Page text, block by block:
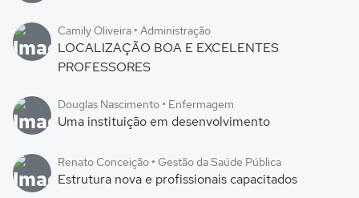
Camily Oliveira • Administração
LOCALIZAÇÃO BOA E EXCELENTES
PROFESSORES
Douglas Nascimento • Enfermagem
Uma instituição em desenvolvimento
Renato Conceição • Gestão da Saúde Pública
Estrutura nova e profissionais capacitados